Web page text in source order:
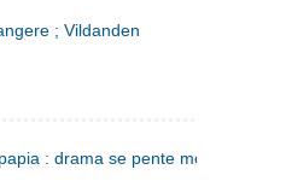
; Vildanden
: drama se pente mere